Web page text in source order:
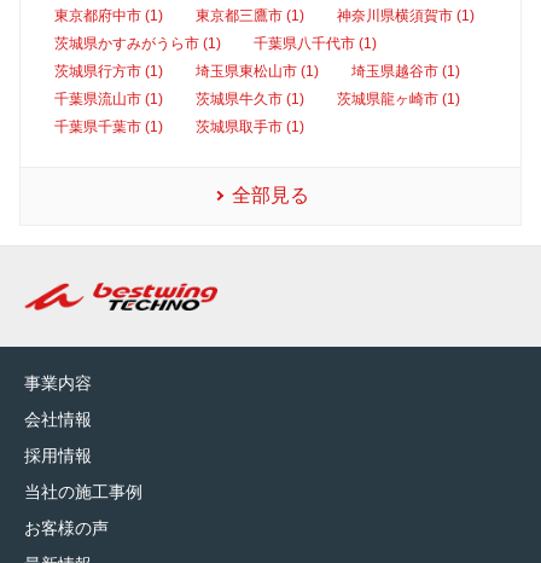
東京都府中市 (1)
東京都三鷹市 (1)
神奈川県横須賀市 (1)
茨城県かすみがうら市 (1)
千葉県八千代市 (1)
茨城県行方市 (1)
埼玉県東松山市 (1)
埼玉県越谷市 (1)
千葉県流山市 (1)
茨城県牛久市 (1)
茨城県龍ヶ崎市 (1)
千葉県千葉市 (1)
茨城県取手市 (1)
全部見る
事業内容
会社情報
採用情報
当社の施工事例
お客様の声